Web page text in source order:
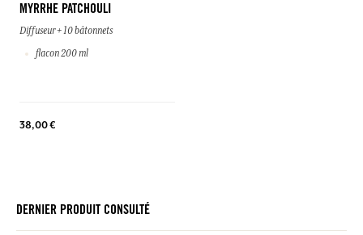
MYRRHE PATCHOULI
Diffuseur + 10 bâtonnets
flacon 200 ml
38,00 €
DERNIER PRODUIT CONSULTÉ